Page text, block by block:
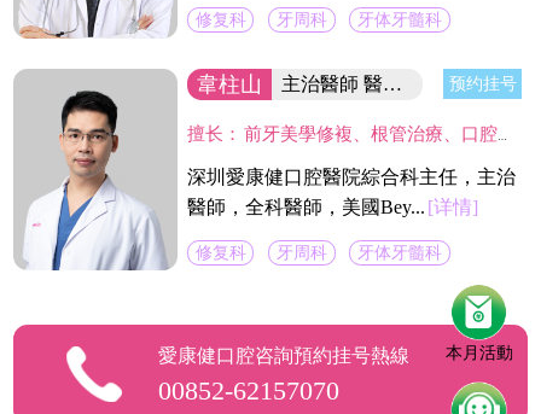
本月活動
修复科 牙周科 牙体牙髓科
韋柱山 主治醫師 醫院綜合科主任 预约挂号
擅长： 前牙美學修複、根管治療、口腔修複、美容修複等。不僅熟練掌握口腔牙體、牙髓、牙周治療等常見疾病的治療，並在牙齒美白技術上獨具壹格，對修複各種色素牙、氟斑牙、四環素牙、黃牙等有豐富經驗。
深圳愛康健口腔醫院綜合科主任，主治
醫師，全科醫師，美國Bey... [详情]
修复科 牙周科 牙体牙髓科
愛康健口腔咨詢預約挂号熱線
00852-62157070